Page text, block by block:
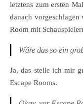
letztens zum ersten
danach vorgeschlagen
Room mit
Wäre das so ein
Ja, das stelle ich mir
Escape Rooms.